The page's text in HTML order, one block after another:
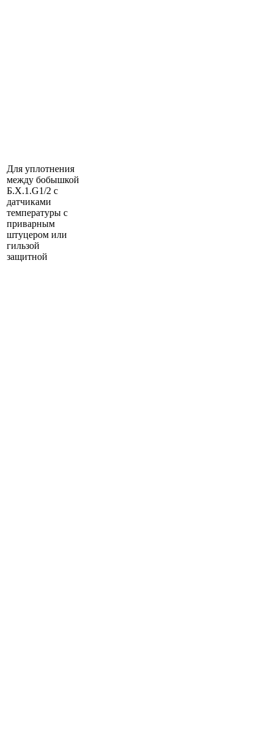
Для уплотнения
между бобышкой
Б.Х.1.G1/2 с
датчиками
температуры с
приварным
штуцером или
гильзой
защитной